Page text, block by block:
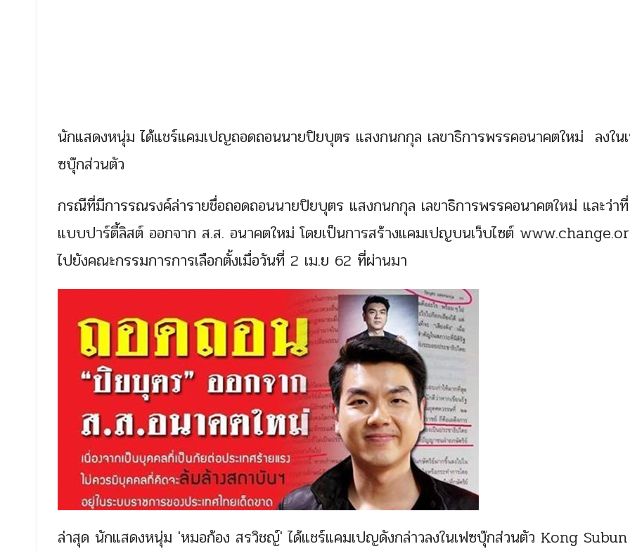
นักแสดงหนุ่ม ได้แชร์แคมเปญถอดถอนนายปิยบุตร แสงกนกกุล เลขาธิการพรรคอนาคตใหม่ ลงใน
ซบุ๊กส่วนตัว
กรณีที่มีการรณรงค์ล่ารายชื่อถอดถอนนายปิยบุตร แสงกนกกุล เลขาธิการพรรคอนาคตใหม่ และว่า
แบบปาร์ตี้ลิสต์ ออกจาก ส.ส. อนาคตใหม่ โดยเป็นการสร้างแคมเปญบนเว็บไซต์
ไปยังคณะกรรมการการเลือกตั้งเมื่อวันที่ 2 เม.ย 62 ที่ผ่านมา
ล่าสุด นักแสดงหนุ่ม 'หมอก้อง สรวิชญ์' ได้แชร์แคมเปญดังกล่าวลงในเฟซบุ๊กส่วนตัว Kong Subun